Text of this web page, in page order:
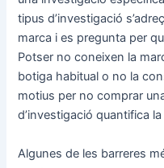
tipus d’investigació
marca i es pregunta per
Potser no coneixen la
botiga habitual o no la
motius per no comprar
d’investigació quantifica
Algunes de les barreres